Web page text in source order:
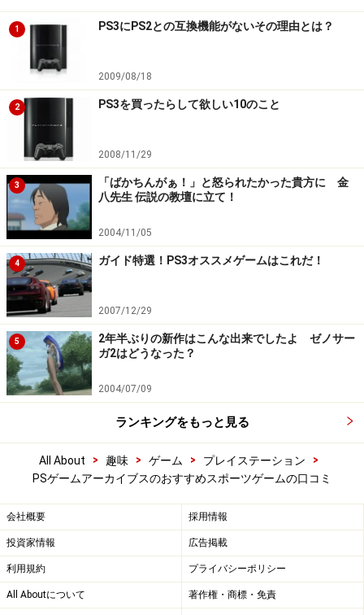
1 PS3にPS2との互換機能がないその理由とは？
2009/08/18
2 PS3を買ったらして欲しい10のこと
2008/11/29
3
「ばかちんがぁ！」と怒られたかった貴方に 金
八先生 伝説の教壇に立て！
2004/11/05
4 ガイド特選！PS3オススメゲームはこれだ！
2007/12/29
5
2年半ぶりの新作はこんな出来でしたよ ゼノサー
ガ2はどうなった？
2004/07/09
ランキングをもっと見る
All About > 趣味 > ゲーム > プレイステーション
>
PSゲームアーカイブスのおすすめスポーツゲームの口コミ
会社概要 採用情報
投資家情報 広告掲載
利用規約 プライバシーポリシー
All Aboutについて 著作権・商標・免責